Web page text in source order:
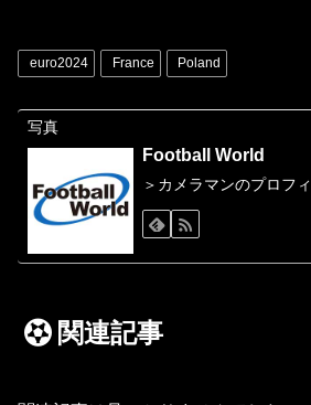
euro2024 France Poland
写真
Football World
＞カメラマンのプロフ
関連記事